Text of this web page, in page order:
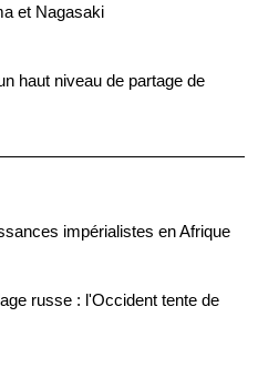
et Nagasaki
haut niveau de partage de
impérialistes en Afrique
russe : l'Occident tente de